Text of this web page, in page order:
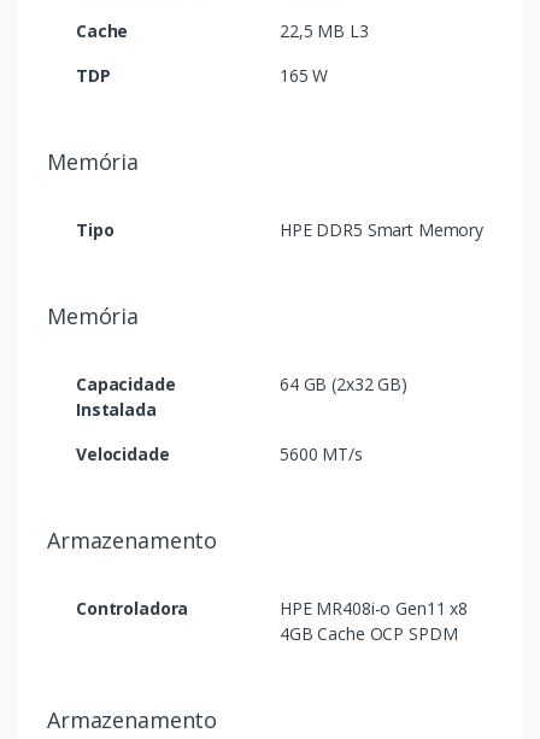
Cache
22,5 MB L3
TDP
165 W
Memória
Tipo HPE DDR5 Smart Memory
Memória
Capacidade
Instalada
64 GB (2x32 GB)
Velocidade 5600 MT/s
Armazenamento
Controladora
HPE MR408i-o Gen11 x8
4GB Cache OCP SPDM
Armazenamento